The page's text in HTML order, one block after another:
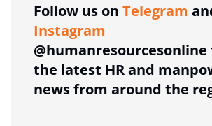
Follow us on Telegram
Instagram
the latest HR and
news from around the